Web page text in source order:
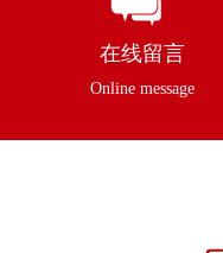
在线留言
Online message